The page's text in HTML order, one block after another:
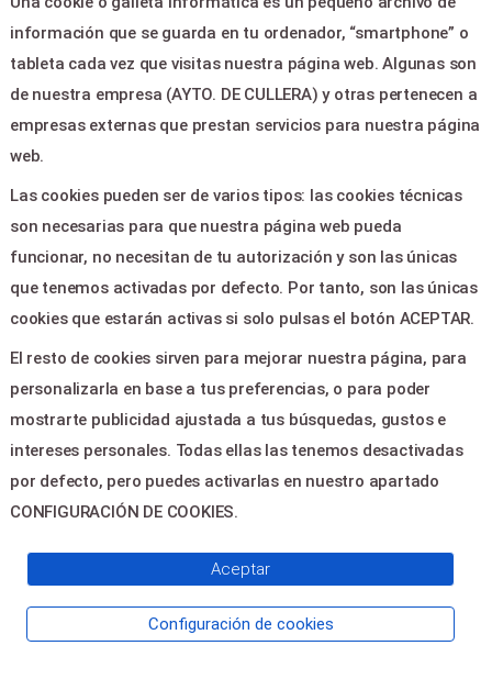
Contacto
LEGAL & PAGOS
Política de privacidad
Contactar
CONTACTO
Plaza de la Virgen,5 - CULLERA
46400
casacultura@cullera.es
96 172 46 16
Servientradas
Reserved
información que se guarda en tu ordenador, “smartphone” o
tableta cada vez que visitas nuestra página web. Algunas son
de nuestra empresa (AYTO. DE CULLERA) y otras pertenecen a
empresas externas que prestan servicios para nuestra página
web.
Las cookies pueden ser de varios tipos: las cookies técnicas
son necesarias para que nuestra página web pueda
funcionar, no necesitan de tu autorización y son las únicas
que tenemos activadas por defecto. Por tanto, son las únicas
cookies que estarán activas si solo pulsas el botón ACEPTAR.
El resto de cookies sirven para mejorar nuestra página, para
personalizarla en base a tus preferencias, o para poder
mostrarte publicidad ajustada a tus búsquedas, gustos e
intereses personales. Todas ellas las tenemos desactivadas
por defecto, pero puedes activarlas en nuestro apartado
CONFIGURACIÓN DE COOKIES.
Aceptar
Configuración de cookies